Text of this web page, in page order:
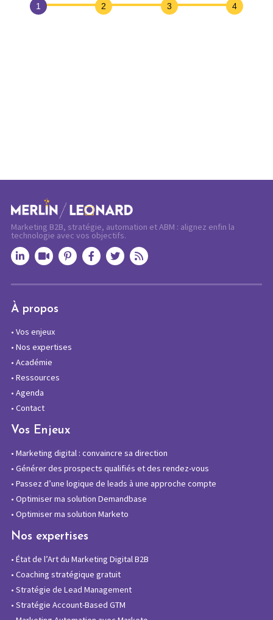
Marketing B2B, stratégie, automation et ABM : alignez enfin la
technologie avec vos objectifs.
À propos
• Vos enjeux
• Nos expertises
• Académie
• Ressources
• Agenda
• Contact
Vos Enjeux
• Marketing digital : convaincre sa direction
• Générer des prospects qualifiés et des rendez-vous
• Passez d’une logique de leads à une approche compte
• Optimiser ma solution Demandbase
• Optimiser ma solution Marketo
Nos expertises
• État de l’Art du Marketing Digital B2B
• Coaching stratégique gratuit
• Stratégie de Lead Management
• Stratégie Account-Based GTM